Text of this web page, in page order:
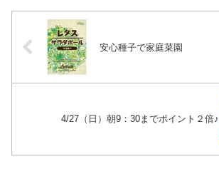
安心種子で家庭菜園
4/27（日）朝9：30までポイント２倍♪